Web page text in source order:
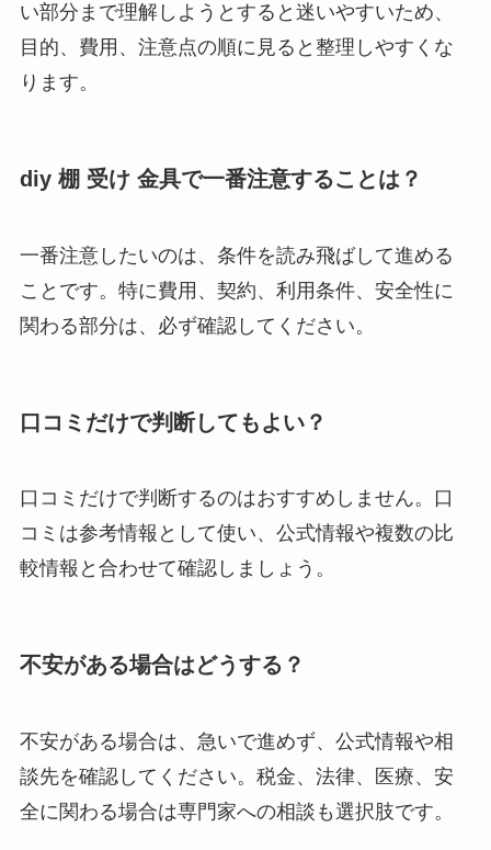
い部分まで理解しようとすると迷いやすいため、
目的、費用、注意点の順に見ると整理しやすくな
ります。
diy 棚 受け 金具で一番注意することは？
一番注意したいのは、条件を読み飛ばして進める
ことです。特に費用、契約、利用条件、安全性に
関わる部分は、必ず確認してください。
口コミだけで判断してもよい？
口コミだけで判断するのはおすすめしません。口
コミは参考情報として使い、公式情報や複数の比
較情報と合わせて確認しましょう。
不安がある場合はどうする？
不安がある場合は、急いで進めず、公式情報や相
談先を確認してください。税金、法律、医療、安
全に関わる場合は専門家への相談も選択肢です。